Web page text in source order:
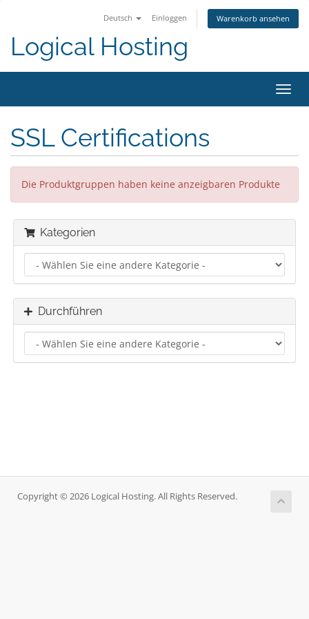
Deutsch Einloggen Warenkorb ansehen
Logical Hosting
ein-/
SSL Certifications
Die Produktgruppen haben keine anzeigbaren Produkte
Kategorien
Durchführen
Copyright © 2026 Logical Hosting. All Rights Reserved.